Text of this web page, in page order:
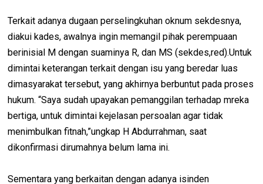
Terkait adanya dugaan perselingkuhan oknum sekdesnya,
diakui kades, awalnya ingin memangil pihak perempuaan
berinisial M dengan suaminya R, dan MS (sekdes,red).Untuk
dimintai keterangan terkait dengan isu yang beredar luas
dimasyarakat tersebut, yang akhirnya berbuntut pada proses
hukum. “Saya sudah upayakan pemanggilan terhadap mreka
bertiga, untuk dimintai kejelasan persoalan agar tidak
menimbulkan fitnah,”ungkap H Abdurrahman, saat
dikonfirmasi dirumahnya belum lama ini.
Sementara yang berkaitan dengan adanya isinden